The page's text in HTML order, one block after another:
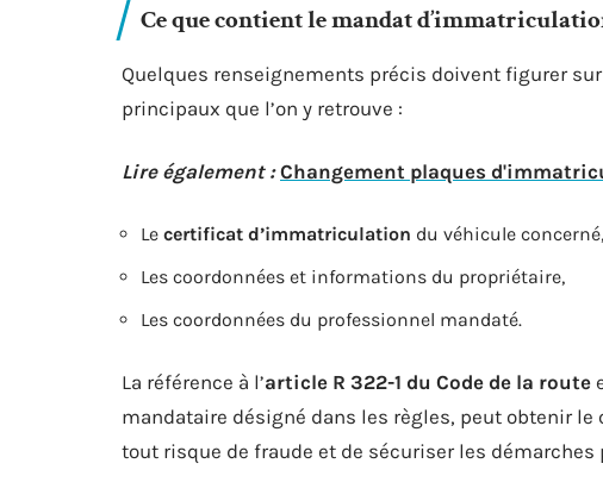
Ce que contient le mandat
Quelques renseignements précis doivent figurer
principaux que l’on y retrouve :
Lire également : Changement plaques
Le certificat d’immatriculation du véhicule concerné,
Les coordonnées et informations du propriétaire,
Les coordonnées du professionnel mandaté.
La référence à l’article R 322-1 du Code de la route
mandataire désigné dans les règles, peut obtenir
tout risque de fraude et de sécuriser les